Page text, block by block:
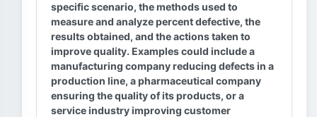
specific scenario, the methods used to
measure and analyze percent defective, the
results obtained, and the actions taken to
improve quality. Examples could include a
manufacturing company reducing defects in a
production line, a pharmaceutical company
ensuring the quality of its products, or a
service industry improving customer